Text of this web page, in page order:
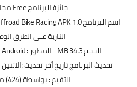
قوالب
كوميدي
جائزة البرنامجFree مجانية
اسم البرنامج
النارية على الطرق
الحجم34.3 MB - المطور : Racing Games Android
تحديث البرنامجتاريخ أخر تحديث :الاثنين - 17 - إبريل -
التقيم :بواسطة (424) مقيم